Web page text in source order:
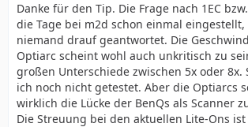
Danke für den Tip. Die Frage nach 1EC
die Tage bei m2d schon einmal
niemand drauf geantwortet. Die
Optiarc scheint wohl auch unkritisch zu
großen Unterschiede zwischen 5x oder 8x.
ich noch nicht getestet. Aber die Optiarcs
wirklich die Lücke der BenQs als Scanner
Die Streuung bei den aktuellen Lite-Ons